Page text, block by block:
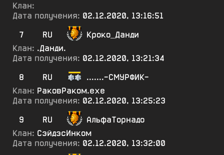
Клан:
Дата получения: 02.12.2020, 13:16:51
7
RU
Кроко_Данди
Клан: .Данди.
Дата получения: 02.12.2020, 13:21:34
8
RU
.......-СМУРФИК-
Клан: РаковРаком.ехе
Дата получения: 02.12.2020, 13:25:23
9
RU
АльфаТорнадо
Клан: СэйдэсИнком
Дата получения: 02.12.2020, 13:32:00